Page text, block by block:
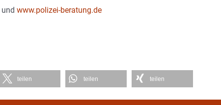
und www.polizei-beratung.de
teilen teilen teilen